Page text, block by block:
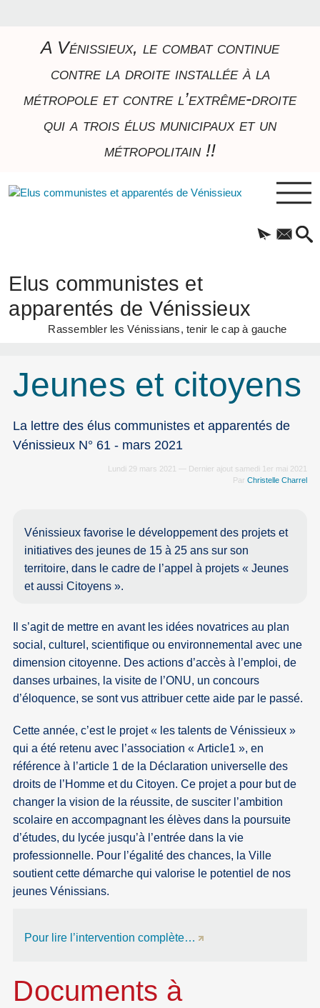
A Vénissieux, le combat continue
contre la droite installée à la
métropole et contre l’extrême-droite
qui a trois élus municipaux et un
métropolitain !!
Elus communistes et
apparentés de Vénissieux
Rassembler les Vénissians, tenir le cap à gauche
Jeunes et citoyens
La lettre des élus communistes et apparentés de
Vénissieux N° 61 - mars 2021
Lundi 29 mars 2021 — Dernier ajout samedi 1er mai 2021
Par Christelle Charrel
Vénissieux favorise le développement des projets et
initiatives des jeunes de 15 à 25 ans sur son
territoire, dans le cadre de l’appel à projets « Jeunes
et aussi Citoyens ».
Il s’agit de mettre en avant les idées novatrices au plan
social, culturel, scientifique ou environnemental avec une
dimension citoyenne. Des actions d’accès à l’emploi, de
danses urbaines, la visite de l’ONU, un concours
d’éloquence, se sont vus attribuer cette aide par le passé.
Cette année, c’est le projet « les talents de Vénissieux »
qui a été retenu avec l’association « Article1 », en
référence à l’article 1 de la Déclaration universelle des
droits de l’Homme et du Citoyen. Ce projet a pour but de
changer la vision de la réussite, de susciter l’ambition
scolaire en accompagnant les élèves dans la poursuite
d’études, du lycée jusqu’à l’entrée dans la vie
professionnelle. Pour l’égalité des chances, la Ville
soutient cette démarche qui valorise le potentiel de nos
jeunes Vénissians.
Pour lire l’intervention complète…
Documents à